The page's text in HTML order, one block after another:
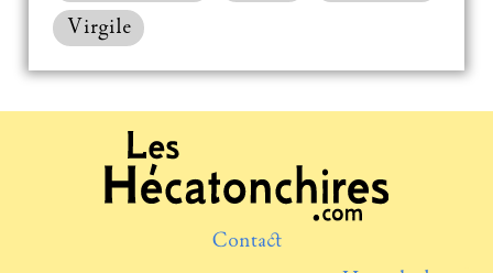
Virgile
Contact